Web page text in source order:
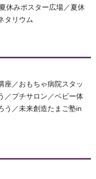
休みポスター広場／夏休
タリウム
座／おもちゃ病院スタッ
／プチサロン／ベビー体
う／未来創造たまご塾in